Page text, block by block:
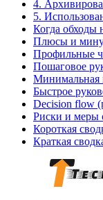
4.
5.
Когда обходы
Плюсы и
Профильные
Пошаговое
Минимальная
Быстрое
Decision flow
Риски и меры
Короткая
Краткая